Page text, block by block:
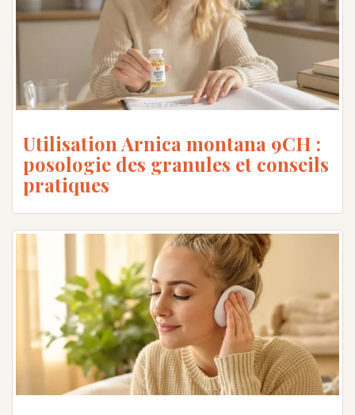
Utilisation Arnica montana 9CH :
posologie des granules et conseils
pratiques